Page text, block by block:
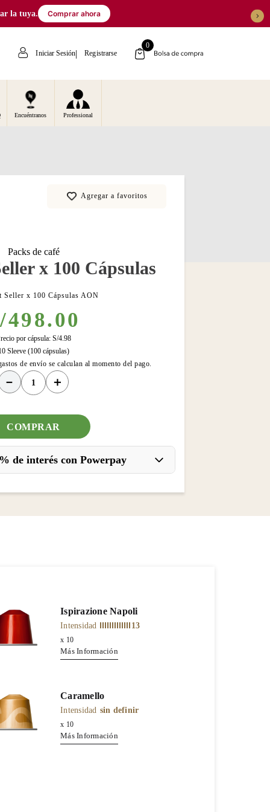
la tuya. Comprar ahora
Iniciar Sesión Registrarse
0
Encuéntranos Professional
Packs de café
x 100 Cápsulas
Seller x 100 Cápsulas AON
498.00
Sleeve (100 cápsulas)
por cápsula: S/4.98
de envío se calculan al momento del pago.
＋
－
COMPRAR
de interés con Powerpay
Ispirazione Napoli
Intensidad 13
x 10
Más Información
Caramello
Intensidad sin definir
x 10
Más Información